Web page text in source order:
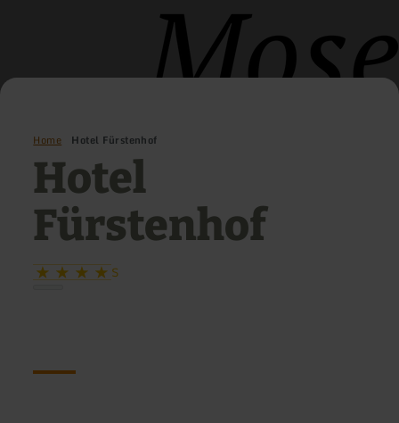
Home Hotel Fürstenhof
Hotel
Fürstenhof
S